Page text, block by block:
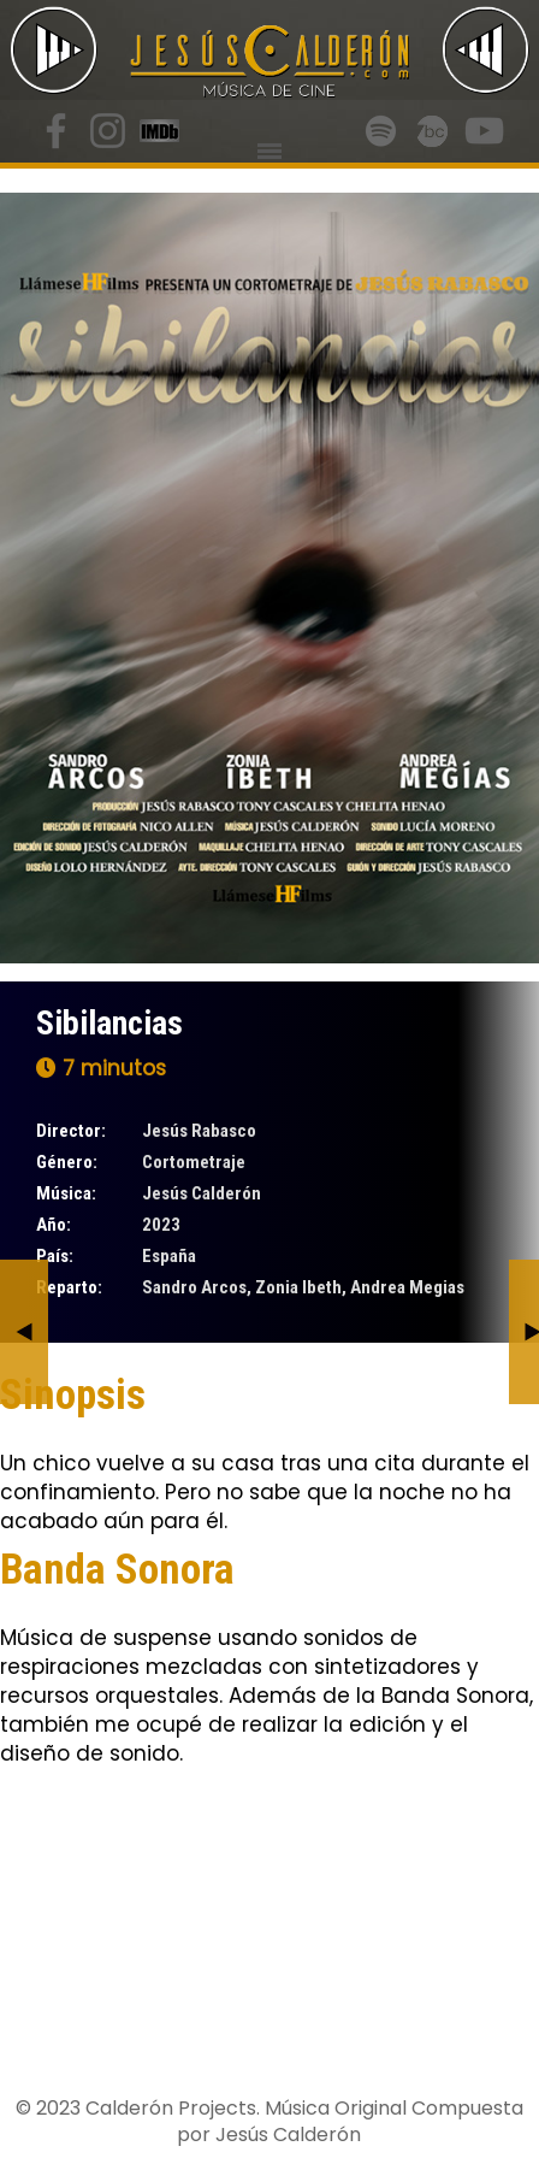
Sibilancias
7 minutos
Director:
Jesús Rabasco
Género:
Cortometraje
Música:
Jesús Calderón
Año:
2023
País:
España
Reparto:
Sandro Arcos, Zonia Ibeth, Andrea Megias
Sinopsis
Un chico vuelve a su casa tras una cita durante el
confinamiento. Pero no sabe que la noche no ha
acabado aún para él.
Banda Sonora
Música de suspense usando sonidos de
respiraciones mezcladas con sintetizadores y
recursos orquestales. Además de la Banda Sonora,
también me ocupé de realizar la edición y el
diseño de sonido.
© 2023 Calderón Projects. Música Original Compuesta
por Jesús Calderón
Anovo
Noctaíra 2023